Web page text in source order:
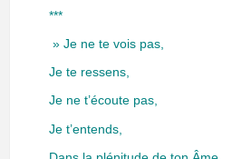
***
» Je ne te vois pas,
Je te ressens,
Je ne t’écoute pas,
Je t’entends,